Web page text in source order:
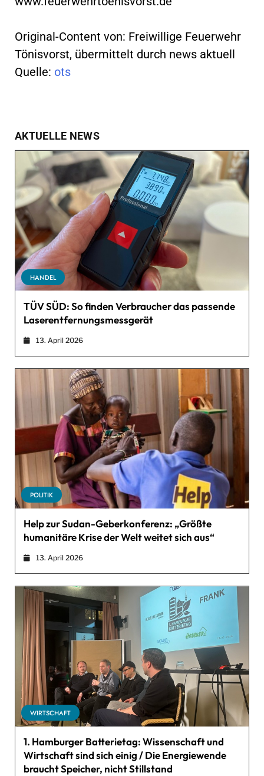
Original-Content von: Freiwillige Feuerwehr
Tönisvorst, übermittelt durch news aktuell
Quelle: ots
AKTUELLE NEWS
HANDEL
TÜV SÜD: So finden Verbraucher das passende
Laserentfernungsmessgerät
13. April 2026
POLITIK
Help zur Sudan-Geberkonferenz: „Größte
humanitäre Krise der Welt weitet sich aus“
13. April 2026
WIRTSCHAFT
1. Hamburger Batterietag: Wissenschaft und
Wirtschaft sind sich einig / Die Energiewende
braucht Speicher, nicht Stillstand